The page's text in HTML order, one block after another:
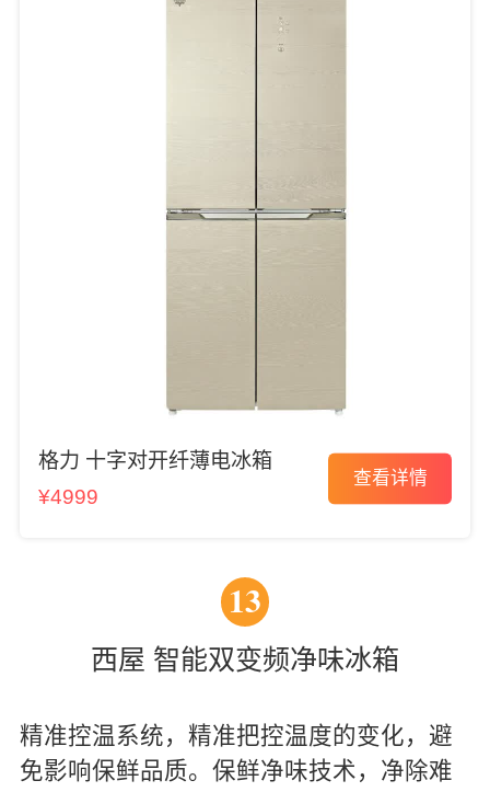
格力 十字对开纤薄电冰箱
¥4999
查看详情
13
西屋 智能双变频净味冰箱
精准控温系统，精准把控温度的变化，避
免影响保鲜品质。保鲜净味技术，净除难